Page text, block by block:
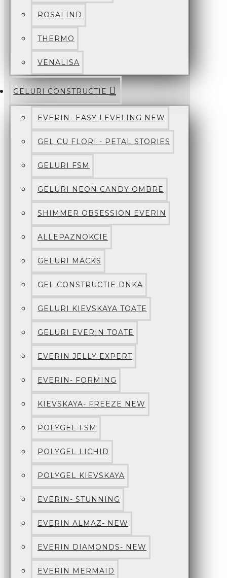
ROSALIND
THERMO
VENALISA
GELURI CONSTRUCTIE
EVERIN- EASY LEVELING NEW
GEL CU FLORI - PETAL STORIES
GELURI FSM
GELURI NEON CANDY OMBRE
SHIMMER OBSESSION EVERIN
ALLEPAZNOKCIE
GELURI MACKS
GEL CONSTRUCTIE DNKA
GELURI KIEVSKAYA TOATE
GELURI EVERIN TOATE
EVERIN JELLY EXPERT
EVERIN- FORMING
KIEVSKAYA- FREEZE NEW
POLYGEL FSM
POLYGEL LICHID
POLYGEL KIEVSKAYA
EVERIN- STUNNING
EVERIN ALMAZ- NEW
EVERIN DIAMONDS- NEW
EVERIN MERMAID